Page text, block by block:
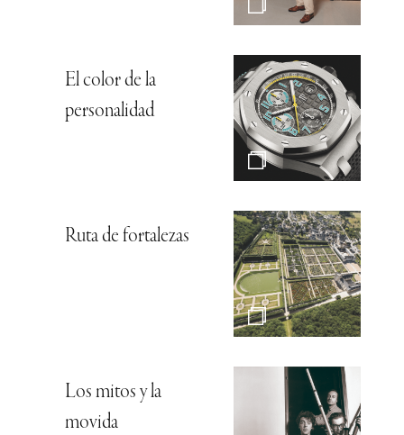
El color de la
personalidad
Ruta de fortalezas
Los mitos y la
movida